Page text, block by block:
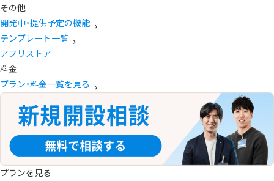
その他
開発中・提供予定の機能
テンプレート一覧
アプリストア
料金
プラン・料金一覧を見る
プランを見る